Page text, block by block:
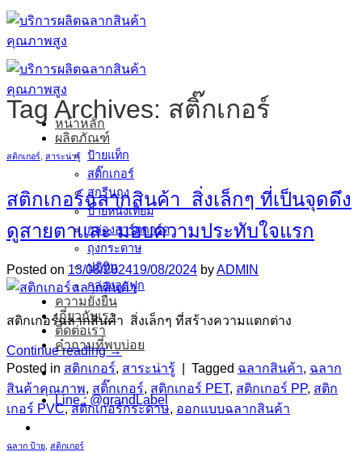
ข้าม
ไป
ยัง
เนื้อหา
หน้าหลัก
ผลิตภัณฑ์
ป้ายแท็ก
สติ๊กเกอร์
สกรีนถุง
ป้ายหนังเทียม
กล่องอาร์ตการ์ด
ถุงกระดาษ
ปฎิทิน
กล่องลูกฟูก
ความยั่งยืน
เกี่ยวกับเรา
ติดต่อเรา
คำถามที่พบบ่อย
Line : @grandLabel
Tag Archives: สติ๊กเกอร์
สติกเกอร์, สาระน่ารู้
สติกเกอร์ฉลากสินค้า สิ่งเล็กๆ ที่เป็นจุดดึง
ดูสายตาและ มอบความประทับใจแรก
Posted on 13/08/202419/08/2024 byADMIN
สติกเกอร์ฉลากสินค้า สิ่งเล็กๆ ที่สร้างความแตกต่าง
Continue reading→
Posted in สติกเกอร์, สาระน่ารู้ Tagged ฉลากสินค้า, ฉลาก
สินค้าคุณภาพ, สติ๊กเกอร์, สติกเกอร์ PET, สติกเกอร์ PP, สติก
เกอร์ PVC,สติกเกอร์กระดาษ, ออกแบบฉลากสินค้า
ฉลาก ป้าย สติกเกอร์